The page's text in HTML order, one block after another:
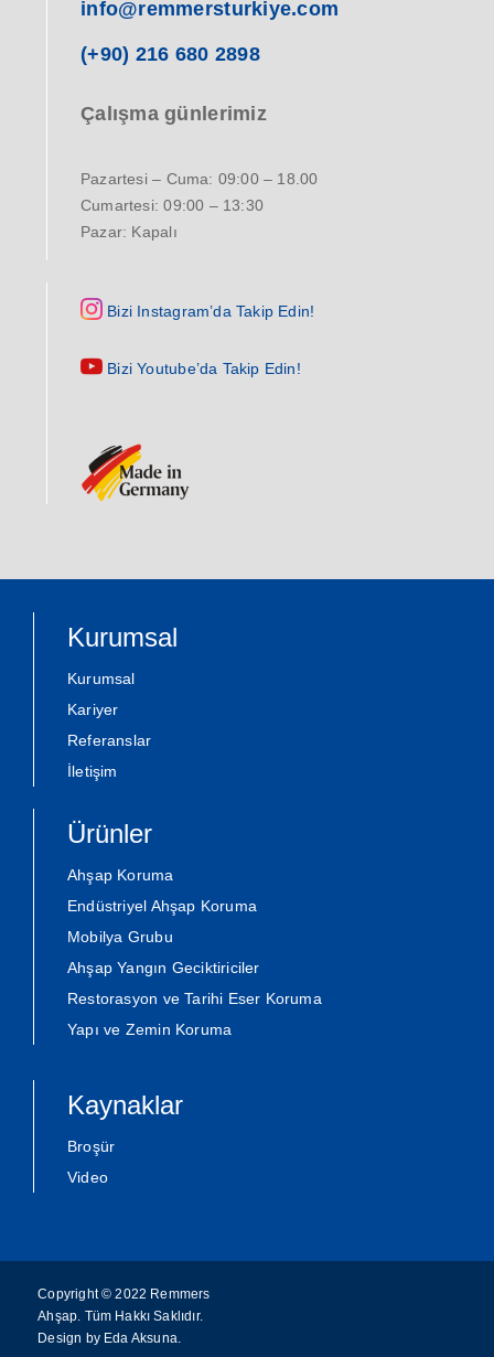
info@remmersturkiye.com
(+90) 216 680 2898
Çalışma günlerimiz
Pazartesi – Cuma: 09:00 – 18.00
Cumartesi: 09:00 – 13:30
Pazar: Kapalı
Bizi Instagram’da Takip Edin!
Bizi Youtube’da Takip Edin!
Ürünler
Ahşap Koruma
Endüstriyel Ahşap Koruma
Mobilya Grubu
Ahşap Yangın Geciktiriciler
Restorasyon ve Tarihi Eser Koruma
Yapı ve Zemin Koruma
Kurumsal
Kurumsal
Kariyer
Referanslar
İletişim
Kaynaklar
Broşür
Video
Copyright © 2022 Remmers
Ahşap. Tüm Hakkı Saklıdır.
Design by Eda Aksuna